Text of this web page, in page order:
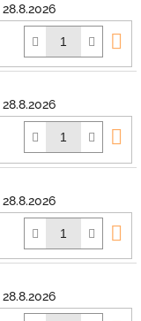
28.8.2026
28.8.2026
28.8.2026
28.8.2026